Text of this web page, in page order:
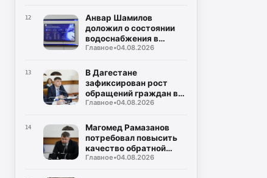
12
Анвар Шамилов
доложил о состоянии
водоснабжения в
районах и городах
Главное•04.08.2026
13
В Дагестане
зафиксирован рост
обращений граждан в
органы власти
Главное•04.08.2026
14
Магомед Рамазанов
потребовал повысить
качество обратной
связи с населением
Главное•04.08.2026